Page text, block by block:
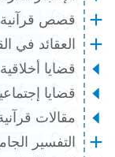
قصص قرآنية
العقائد في
قضايا
قضايا
مقالات
التفسير